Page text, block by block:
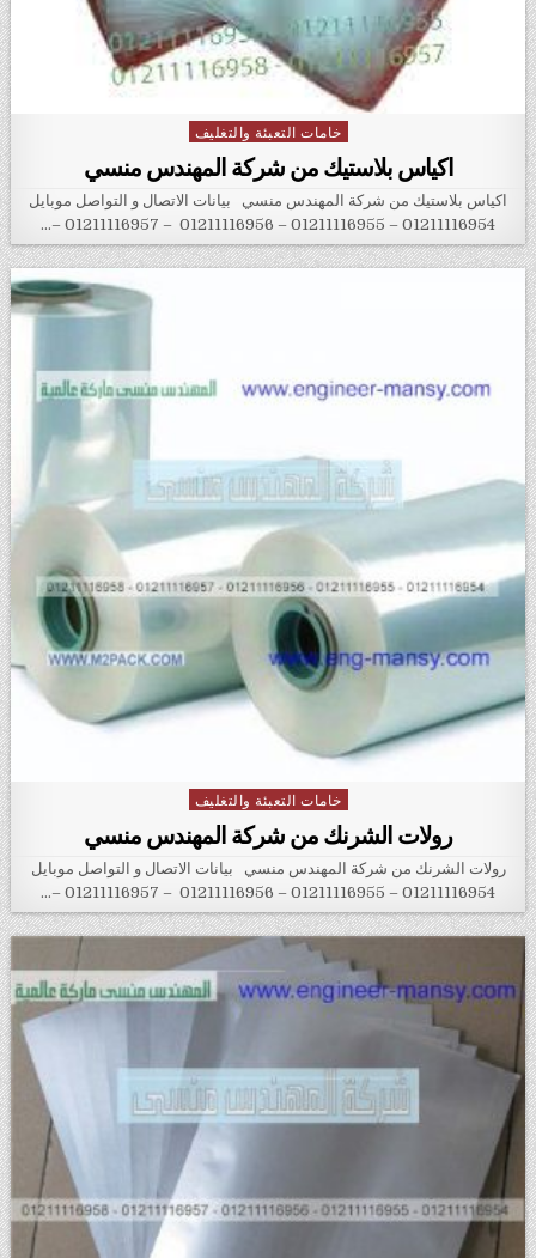
Posted in
خامات التعبئة والتغليف
اكياس بلاستيك من شركة المهندس منسي
اكياس بلاستيك من شركة المهندس منسي بيانات الاتصال و التواصل موبايل
01211116954 – 01211116955 – 01211116956 – 01211116957 –…
Posted in
خامات التعبئة والتغليف
رولات الشرنك من شركة المهندس منسي
رولات الشرنك من شركة المهندس منسي بيانات الاتصال و التواصل موبايل
01211116954 – 01211116955 – 01211116956 – 01211116957 –…